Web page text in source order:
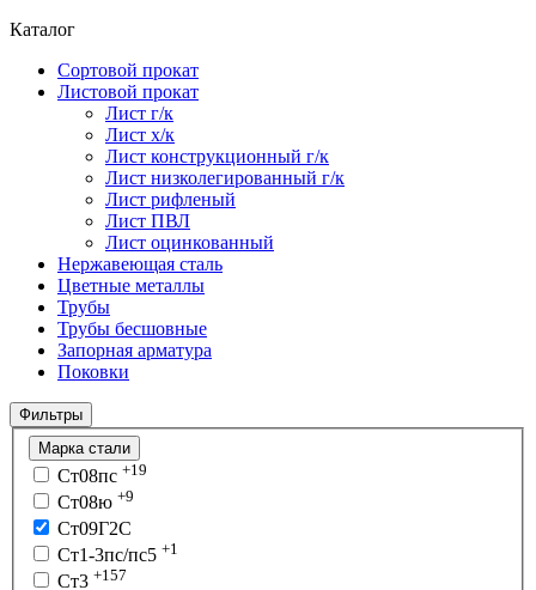
Каталог
Сортовой прокат
Листовой прокат
Лист г/к
Лист х/к
Лист конструкционный г/к
Лист низколегированный г/к
Лист рифленый
Лист ПВЛ
Лист оцинкованный
Нержавеющая сталь
Цветные металлы
Трубы
Трубы бесшовные
Запорная арматура
Поковки
Фильтры
Марка стали
Ст08пс +19
Ст08ю +9
Ст09Г2С
Ст1-3пс/пс5 +1
Ст3 +157